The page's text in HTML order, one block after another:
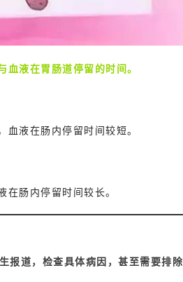
液在胃肠道停留的时间。
液在肠内停留时间较短。
肠内停留时间较长。
报道，检查具体病因，甚至需要排